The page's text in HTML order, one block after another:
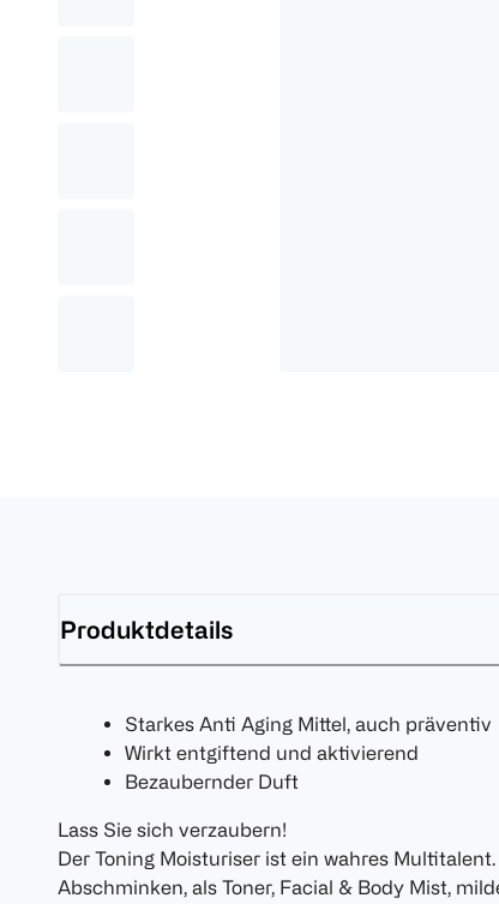
Produktdetails
Starkes Anti Aging Mittel, auch präventiv
Wirkt entgiftend und aktivierend
Bezaubernder Duft
Lass Sie sich verzaubern!
Der Toning Moisturiser ist ein wahres
Abschminken, als Toner, Facial & Body Mist,